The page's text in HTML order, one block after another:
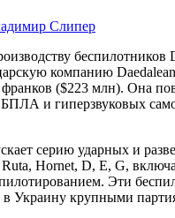
Слипер
беспилотников
компанию
($223 млн). Она
и гиперзвуковых
серию ударных и
Hornet, D, E, G,
Эти
в Украину крупными